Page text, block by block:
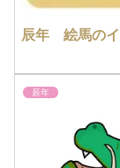
辰年 絵馬のイ
辰年